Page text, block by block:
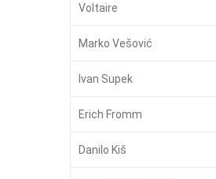
Voltaire
Marko Vešović
Ivan Supek
Erich Fromm
Danilo Kiš